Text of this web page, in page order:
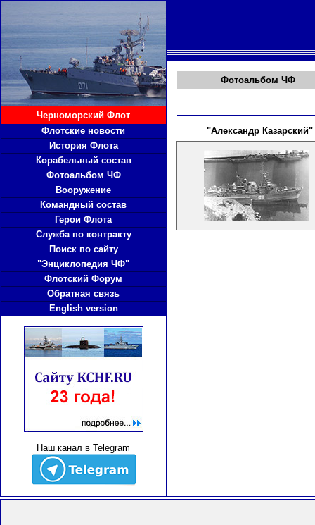
Черноморский Флот
Флотские новости
История Флота
Корабельный состав
Фотоальбом ЧФ
Вооружение
Командный состав
Герои Флота
Служба по контракту
Поиск по сайту
"Энциклопедия ЧФ"
Флотский Форум
Обратная связь
English version
Наш канал в Telegram
Фотоальбом ЧФ
"Александр Казарский"